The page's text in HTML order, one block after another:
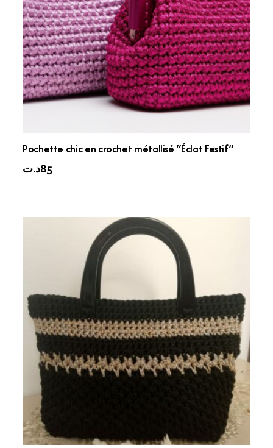
Pochette chic en crochet métallisé “Éclat Festif”
85د.ت